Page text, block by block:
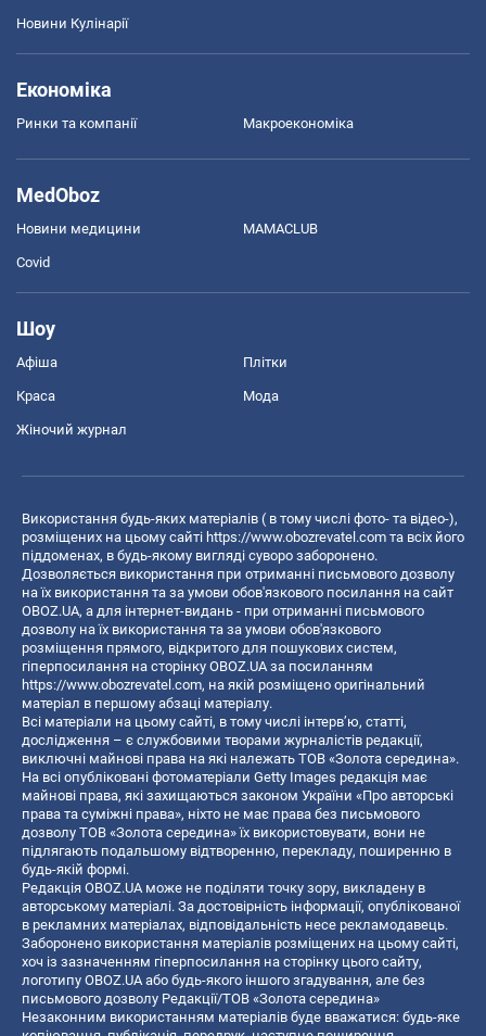
Новини Кулінарії
Економіка
Ринки та компанії Макроекономіка
MedOboz
Новини медицини MAMACLUB
Covid
Шоу
Афіша Плітки
Краса Мода
Жіночий журнал
Використання будь-яких матеріалів ( в тому числі фото- та відео-),
розміщених на цьому сайті https://www.obozrevatel.com та всіх його
піддоменах, в будь-якому вигляді суворо заборонено.
Дозволяється використання при отриманні письмового дозволу
на їх використання та за умови обов'язкового посилання на сайт
OBOZ.UA, а для інтернет-видань - при отриманні письмового
дозволу на їх використання та за умови обов'язкового
розміщення прямого, відкритого для пошукових систем,
гіперпосилання на сторінку OBOZ.UA за посиланням
https://www.obozrevatel.com, на якій розміщено оригінальний
матеріал в першому абзаці матеріалу.
Всі матеріали на цьому сайті, в тому числі інтерв’ю, статті,
дослідження – є службовими творами журналістів редакції,
виключні майнові права на які належать ТОВ «Золота середина».
На всі опубліковані фотоматеріали Getty Images редакція має
майнові права, які захищаються законом України «Про авторські
права та суміжні права», ніхто не має права без письмового
дозволу ТОВ «Золота середина» їх використовувати, вони не
підлягають подальшому відтворенню, перекладу, поширенню в
будь-якій формі.
Редакція OBOZ.UA може не поділяти точку зору, викладену в
авторському матеріалі. За достовірність інформації, опублікованої
в рекламних матеріалах, відповідальність несе рекламодавець.
Заборонено використання матеріалів розміщених на цьому сайті,
хоч із зазначенням гіперпосилання на сторінку цього сайту,
логотипу OBOZ.UA або будь-якого іншого згадування, але без
письмового дозволу Редакції/ТОВ «Золота середина»
Незаконним використанням матеріалів буде вважатися: будь-яке